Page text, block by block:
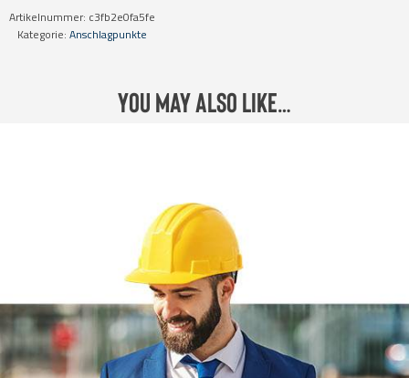
Artikelnummer: c3fb2e0fa5fe
Kategorie: Anschlagpunkte
You may also like…